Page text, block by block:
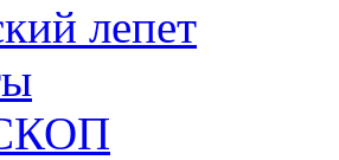
лепет